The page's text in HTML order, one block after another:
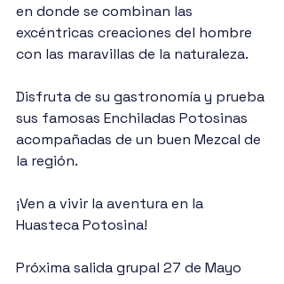
en donde se combinan las
excéntricas creaciones del hombre
con las maravillas de la naturaleza.
Disfruta de su gastronomía y prueba
sus famosas Enchiladas Potosinas
acompañadas de un buen Mezcal de
la región.
¡Ven a vivir la aventura en la
Huasteca Potosina!
Próxima salida grupal 27 de Mayo